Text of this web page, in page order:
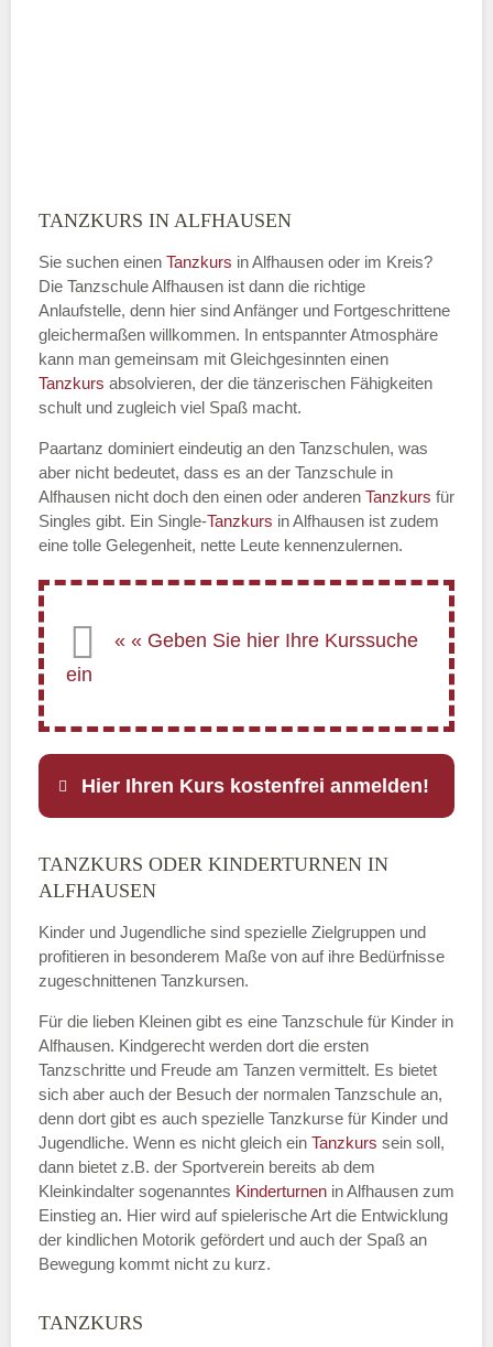
TANZKURS IN ALFHAUSEN
Sie suchen einen Tanzkurs in Alfhausen oder im Kreis?
Die Tanzschule Alfhausen ist dann die richtige
Anlaufstelle, denn hier sind Anfänger und Fortgeschrittene
gleichermaßen willkommen. In entspannter Atmosphäre
kann man gemeinsam mit Gleichgesinnten einen
Tanzkurs absolvieren, der die tänzerischen Fähigkeiten
schult und zugleich viel Spaß macht.
Paartanz dominiert eindeutig an den Tanzschulen, was
aber nicht bedeutet, dass es an der Tanzschule in
Alfhausen nicht doch den einen oder anderen Tanzkurs für
Singles gibt. Ein Single-Tanzkurs in Alfhausen ist zudem
eine tolle Gelegenheit, nette Leute kennenzulernen.
Hier Ihren Kurs kostenfrei anmelden!
Name
E-Mail*
Name der Tanzschule
Kontakt E-Mail
TANZKURS ODER KINDERTURNEN IN
ALFHAUSEN
Kinder und Jugendliche sind spezielle Zielgruppen und
profitieren in besonderem Maße von auf ihre Bedürfnisse
zugeschnittenen Tanzkursen.
Für die lieben Kleinen gibt es eine Tanzschule für Kinder in
Alfhausen. Kindgerecht werden dort die ersten
Tanzschritte und Freude am Tanzen vermittelt. Es bietet
sich aber auch der Besuch der normalen Tanzschule an,
denn dort gibt es auch spezielle Tanzkurse für Kinder und
Jugendliche. Wenn es nicht gleich ein Tanzkurs sein soll,
dann bietet z.B. der Sportverein bereits ab dem
Kleinkindalter sogenanntes Kinderturnen in Alfhausen zum
Einstieg an. Hier wird auf spielerische Art die Entwicklung
der kindlichen Motorik gefördert und auch der Spaß an
Bewegung kommt nicht zu kurz.
TANZKURS